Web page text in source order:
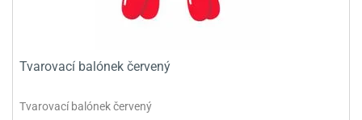
Tvarovací balónek červený
Tvarovací balónek červený